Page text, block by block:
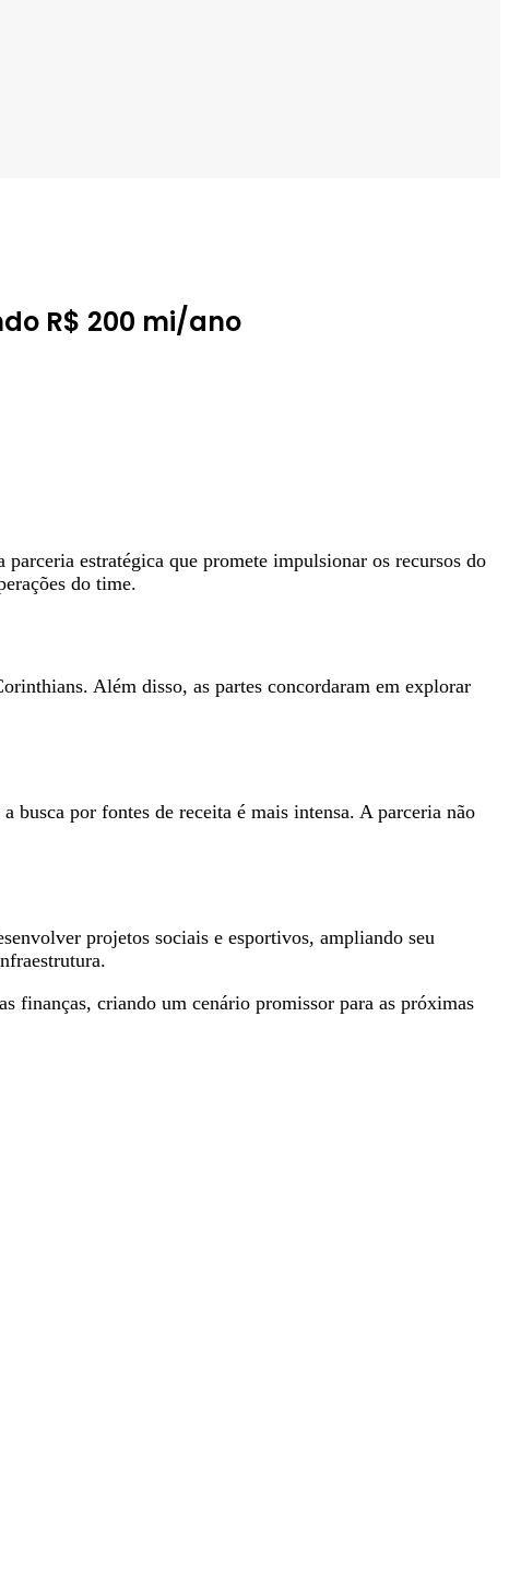
R$ 200 mi/ano
estratégica que promete impulsionar os recursos do
do time.
Além disso, as partes concordaram em explorar
busca por fontes de receita é mais intensa. A parceria não
projetos sociais e esportivos, ampliando seu
finanças, criando um cenário promissor para as próximas